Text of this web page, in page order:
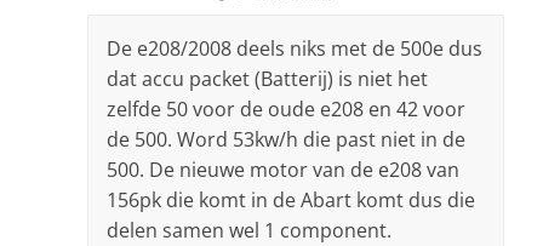
De e208/2008 deels niks met de 500e dus
dat accu packet (Batterij) is niet het
zelfde 50 voor de oude e208 en 42 voor
de 500. Word 53kw/h die past niet in de
500. De nieuwe motor van de e208 van
156pk die komt in de Abart komt dus die
delen samen wel 1 component.